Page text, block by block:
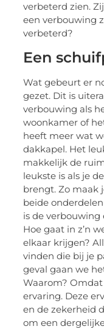
verbeterd zien.
een verbouwing
verbeterd?
Een
Wat gebeurt er
gezet. Dit is
verbouwing als
woonkamer of
heeft meer wat
dakkapel. Het
makkelijk de
leukste is als je
brengt. Zo maak
beide
is de verbouwing
Hoe gaat in z’n
elkaar krijgen?
vinden die bij je
geval gaan we
Waarom?
ervaring. Deze
en de zekerheid
om een